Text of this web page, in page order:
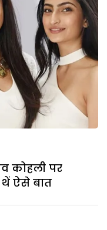
कोहली पर
ऐसे बात